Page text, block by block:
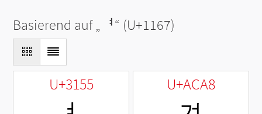
Basierend auf „ ᅧ“ (U+1167)
U+3155 U+ACA8